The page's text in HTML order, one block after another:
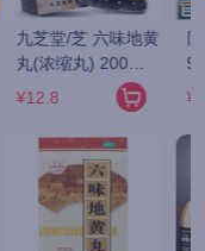
汇仁 肾宝片
0.7g*126片/瓶
¥229